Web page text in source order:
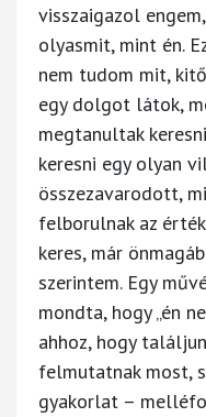
visszaigazol
olyasmit, mint én.
nem tudom mit,
egy dolgot látok,
megtanultak
keresni egy olyan
összezavarodott,
felborulnak az
keres, már
szerintem. Egy
mondta, hogy „én
ahhoz, hogy
felmutatnak most,
gyakorlat –